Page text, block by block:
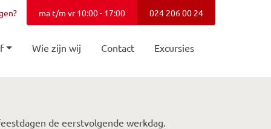
ma t/m vr 10:00 - 17:00 024 206 00 24
Wie zijn wij Contact Excursies
de eerstvolgende werkdag.